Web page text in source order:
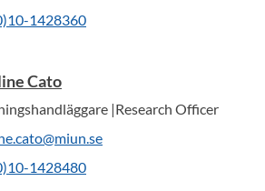
1428360
Cato
|Research Officer
1428480